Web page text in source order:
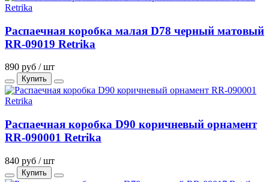
Распаечная коробка малая D78 черный матовый
RR-09019 Retrika
890 руб / шт
Купить
Распаечная коробка D90 коричневый орнамент
RR-090001 Retrika
840 руб / шт
Купить